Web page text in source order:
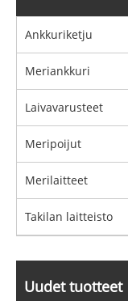
Ankkuriketju
Meriankkuri
Laivavarusteet
Meripoijut
Merilaitteet
Takilan laitteisto
Uudet tuotteet